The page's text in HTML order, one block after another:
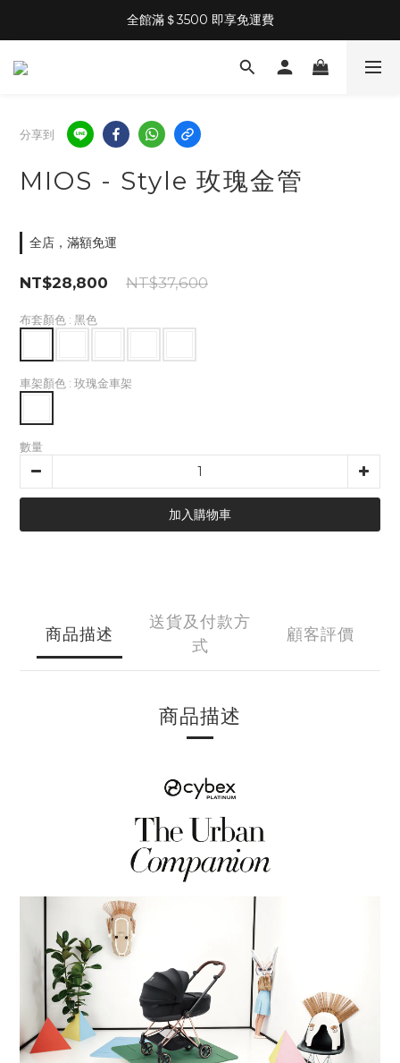
全館滿＄3500 即享免運費
分享到
MIOS - Style 玫瑰金管
全店，滿額免運
NT$37,600
NT$28,800
布套顏色 : 黑色
車架顏色 : 玫瑰金車架
數量
加入購物車
商品描述
送貨及付款方
式
顧客評價
商品描述